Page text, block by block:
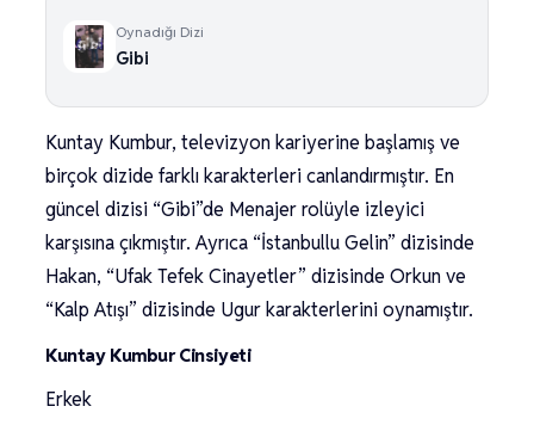
Oynadığı Dizi
Gibi
Kuntay Kumbur, televizyon kariyerine başlamış ve
birçok dizide farklı karakterleri canlandırmıştır. En
güncel dizisi “Gibi”de Menajer rolüyle izleyici
karşısına çıkmıştır. Ayrıca “İstanbullu Gelin” dizisinde
Hakan, “Ufak Tefek Cinayetler” dizisinde Orkun ve
“Kalp Atışı” dizisinde Ugur karakterlerini oynamıştır.
Kuntay Kumbur Cinsiyeti
Erkek